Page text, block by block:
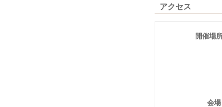
アクセス
開催場
会場